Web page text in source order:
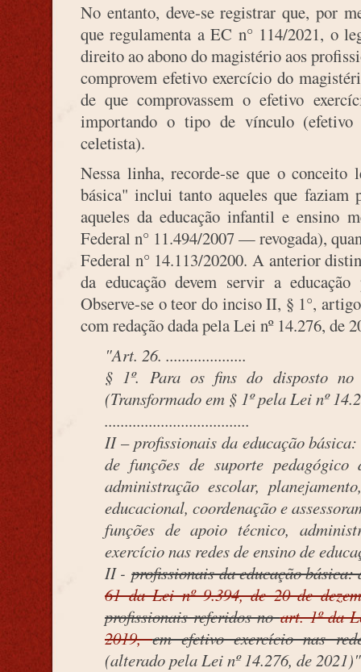
No entanto, deve-se registrar que, por
que regulamenta a EC n° 114/2021, o
direito ao abono do magistério aos
comprovem efetivo exercício do
de que comprovassem o efetivo
importando o tipo de vínculo (efetivo
celetista).
Nessa linha, recorde-se que o conceito
básica" inclui tanto aqueles que faziam
aqueles da educação infantil e ensino
Federal n° 11.494/2007 — revogada),
Federal n° 14.113/20200. A anterior
da educação devem servir a
Observe-se o teor do inciso II, § 1°,
com redação dada pela Lei nº 14.276, de
"Art. 26. ....................
§ 1º. Para os fins do disposto no
(Transformado em § 1º pela Lei nº
....................................
II – profissionais da educação
de funções de suporte
administração escolar,
educacional, coordenação e
funções de apoio técnico,
exercício nas redes de ensino de
II -profissionais da educação
61 da Lei nº 9.394, de 20 de
profissionais referidos noart. 1º da
2019,em efetivo exercício nas
(alterado pela Lei nº 14.276, de 2021)"